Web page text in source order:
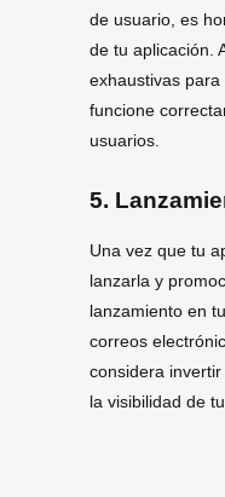
de usuario, es
de tu aplicación.
exhaustivas
funcione
usuarios.
5.
Una vez que tu
lanzarla y
lanzamiento en
correos
considera
la visibilidad de